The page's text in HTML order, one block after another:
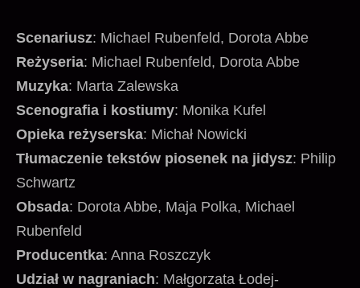
Scenariusz: Michael Rubenfeld, Dorota Abbe
Reżyseria: Michael Rubenfeld, Dorota Abbe
Muzyka: Marta Zalewska
Scenografia i kostiumy: Monika Kufel
Opieka reżyserska: Michał Nowicki
Tłumaczenie tekstów piosenek na jidysz: Philip
Schwartz
Obsada: Dorota Abbe, Maja Polka, Michael
Rubenfeld
Producentka: Anna Roszczyk
Udział w nagraniach: Małgorzata Łodej-